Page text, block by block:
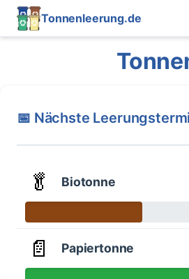
Tonnenleerung.de
📅 Nächste
🥬 Biotonne
📄 Papiertonne